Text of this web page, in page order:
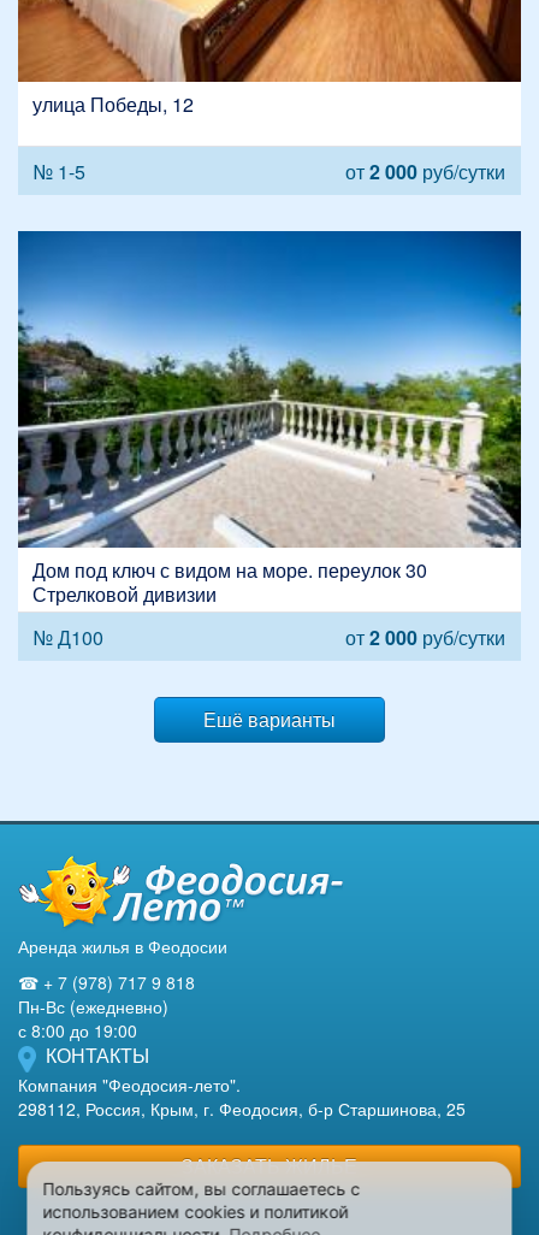
улица Победы, 12
№ 1-5 от2 000 руб/сутки
Дом под ключ с видом на море. переулок 30
Стрелковой дивизии
№ Д100
от2 000 руб/сутки
Ешё варианты
Аренда жилья в Феодосии
☎ + 7 (978) 717 9 818
Пн-Вс (ежедневно)
с 8:00 до 19:00
КОНТАКТЫ
Компания "Феодосия-лето".
298112, Россия, Крым, г. Феодосия, б-р Старшинова, 25
ЗАКАЗАТЬ ЖИЛЬЕ
Пользуясь сайтом, вы соглашаетесь с
использованием cookies и политикой